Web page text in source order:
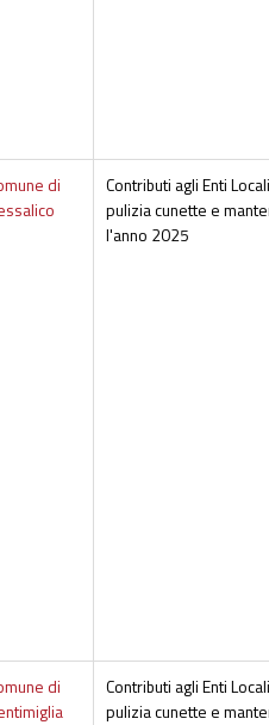
di
Contributi agli Enti
pulizia cunette e
l'anno 2025
di
Contributi agli Enti
pulizia cunette e